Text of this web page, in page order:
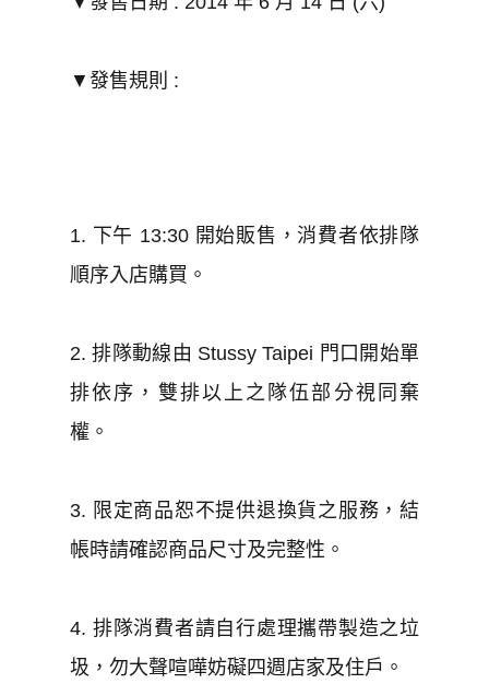
▼發售規則 :
1. 下午 13:30 開始販售，消費者依排隊
順序入店購買。
2. 排隊動線由 Stussy Taipei 門口開始單
排依序，雙排以上之隊伍部分視同棄
權。
3. 限定商品恕不提供退換貨之服務，結
帳時請確認商品尺寸及完整性。
4. 排隊消費者請自行處理攜帶製造之垃
圾，勿大聲喧嘩妨礙四週店家及住戶。